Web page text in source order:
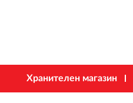
Хранителен магазин